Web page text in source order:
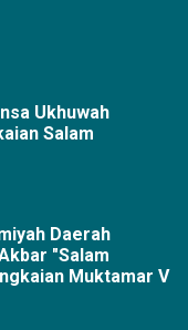
Ukhuwah
Salam
Daerah
"Salam
Muktamar V